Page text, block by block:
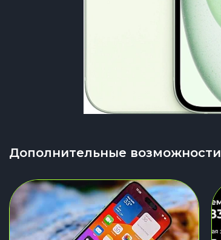
Дополнительные возможности